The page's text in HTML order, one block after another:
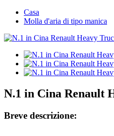
Casa
Molla d'aria di tipo manica
N.1 in Cina Renault
Breve descrizione: